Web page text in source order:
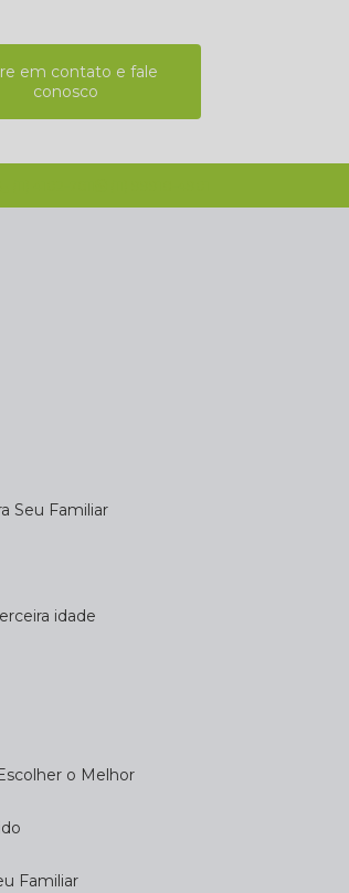
em contato e fale
conosco
Seu Familiar
idade
o Melhor
Familiar